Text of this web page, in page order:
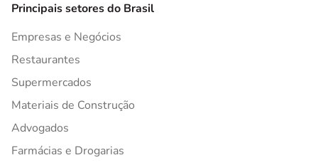
Principais setores do Brasil
Empresas e Negócios
Restaurantes
Supermercados
Materiais de Construção
Advogados
Farmácias e Drogarias